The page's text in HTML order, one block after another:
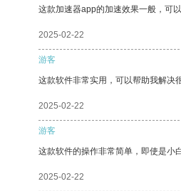
这款加速器app的加速效果一般，可
2025-02-22
游客
这款软件非常实用，可以帮助我解决
2025-02-22
游客
这款软件的操作非常简单，即使是小
2025-02-22